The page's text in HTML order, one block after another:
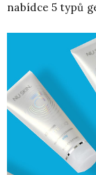
nabídce 5 typů